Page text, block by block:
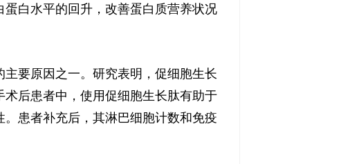
白水平的回升，改善蛋白质营养状况
要原因之一。研究表明，促细胞生长
后患者中，使用促细胞生长肽有助于
患者补充后，其淋巴细胞计数和免疫